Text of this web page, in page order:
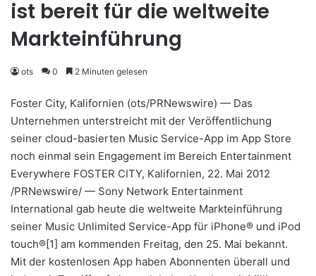
ist bereit für die weltweite
Markteinführung
ots 0 2 Minuten gelesen
Foster City, Kalifornien (ots/PRNewswire) — Das
Unternehmen unterstreicht mit der Veröffentlichung
seiner cloud-basierten Music Service-App im App Store
noch einmal sein Engagement im Bereich Entertainment
Everywhere FOSTER CITY, Kalifornien, 22. Mai 2012
/PRNewswire/ — Sony Network Entertainment
International gab heute die weltweite Markteinführung
seiner Music Unlimited Service-App für iPhone® und iPod
touch®[1] am kommenden Freitag, den 25. Mai bekannt.
Mit der kostenlosen App haben Abonnenten überall und